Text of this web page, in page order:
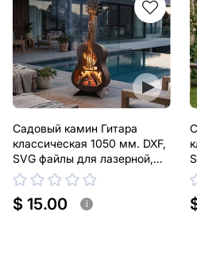
Садовый камин Гитара
классическая 1050 мм. DXF,
SVG файлы для лазерной,
плазменной резки
$ 15.00 i